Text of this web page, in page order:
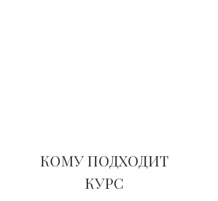
КОМУ ПОДХОДИТ
КУРС